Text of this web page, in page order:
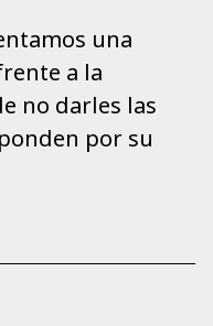
una
a la
no darles las
por su